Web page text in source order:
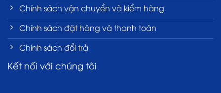
Chính sách vận chuyển và kiểm hàng
Chính sách đặt hàng và thanh toán
Chính sách đổi trả
Kết nối với chúng tôi